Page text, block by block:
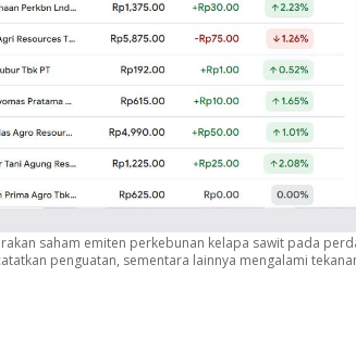
saham emiten perkebunan kelapa sawit pada
penguatan, sementara lainnya mengalami